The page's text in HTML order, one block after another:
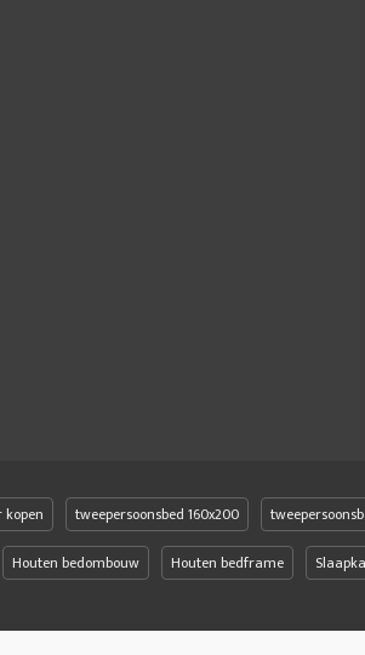
tweepersoonsbed 160x200
Houten bedombouw Houten bedframe